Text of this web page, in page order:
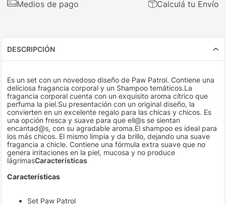
Medios de pago Calculá tu Envío
DESCRIPCIÓN
Es un set con un novedoso diseño de Paw Patrol. Contiene una
deliciosa fragancia corporal y un Shampoo temáticos.La
fragancia corporal cuenta con un exquisito aroma cítrico que
perfuma la piel.Su presentación con un original diseño, la
convierten en un excelente regalo para las chicas y chicos. Es
una opción fresca y suave para que ell@s se sientan
encantad@s, con su agradable aroma.El shampoo es ideal para
los más chicos. El mismo limpia y da brillo, dejando una suave
fragancia a chicle. Contiene una fórmula extra suave que no
genera irritaciones en la piel, mucosa y no produce
lágrimasCaracterísticas
Características
Set Paw Patrol